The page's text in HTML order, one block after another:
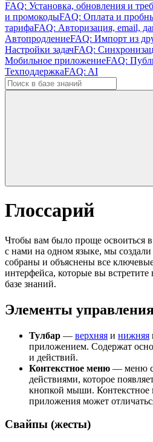
FAQ: Установка, обновления и
и промокодыFAQ: Оплата и
тарифаFAQ: Авторизация, email,
АвтопродлениеFAQ: Импорт из
Настройки задачFAQ:
Мобильное приложениеFAQ:
ТехподдержкаFAQ: AI
Глоссарий
Чтобы вам было проще освоиться
с нами на одном языке, мы создали
собраны и объяснены все
интерфейса, которые вы
базе знаний.
Элементы
Тулбар — верхняя и нижняя
приложением. Содержат
и действий.
Контекстное меню — меню с
действиями, которое
кнопкой мыши. Контекстное
приложения может
Свайпы (жесты)